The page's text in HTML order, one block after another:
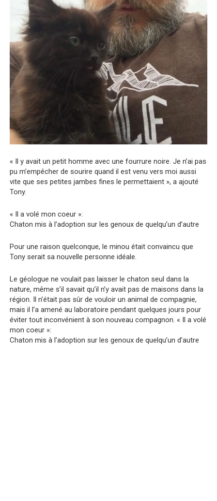
« Il y avait un petit homme avec une fourrure noire. Je n’ai pas
pu m’empêcher de sourire quand il est venu vers moi aussi
vite que ses petites jambes fines le permettaient », a ajouté
Tony.
« Il a volé mon coeur »:
Chaton mis à l’adoption sur les genoux de quelqu’un d’autre
Pour une raison quelconque, le minou était convaincu que
Tony serait sa nouvelle personne idéale.
Le géologue ne voulait pas laisser le chaton seul dans la
nature, même s’il savait qu’il n’y avait pas de maisons dans la
région. Il n’était pas sûr de vouloir un animal de compagnie,
mais il l’a amené au laboratoire pendant quelques jours pour
éviter tout inconvénient à son nouveau compagnon. « Il a volé
mon coeur »:
Chaton mis à l’adoption sur les genoux de quelqu’un d’autre